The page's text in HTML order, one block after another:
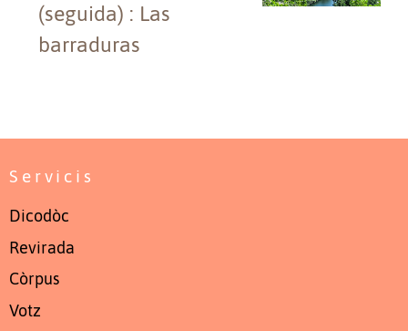
(seguida) : Las
barraduras
Servicis
Dicodòc
Revirada
Còrpus
Votz